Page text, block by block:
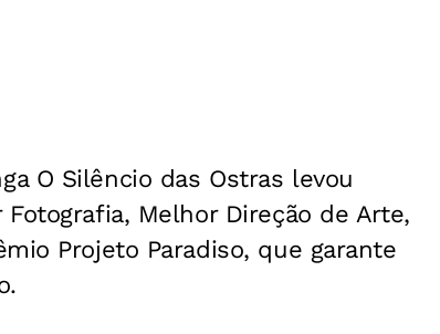
O Silêncio das Ostras levou
Melhor Direção de Arte,
Projeto Paradiso, que garante